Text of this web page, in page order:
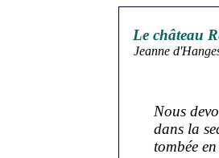
Le château
Jeanne
Nous
dans la
tombée